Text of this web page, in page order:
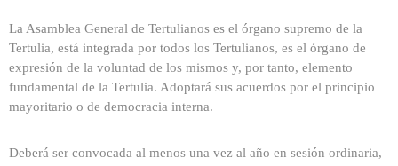
La Asamblea General de Tertulianos es el órgano supremo de la
Tertulia, está integrada por todos los Tertulianos, es el órgano de
expresión de la voluntad de los mismos y, por tanto, elemento
fundamental de la Tertulia. Adoptará sus acuerdos por el principio
mayoritario o de democracia interna.
Deberá ser convocada al menos una vez al año en sesión ordinaria,